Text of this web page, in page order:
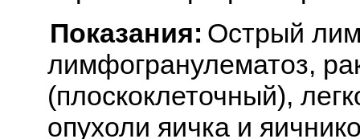
Показания: Острый
лимфогранулематоз,
(плоскоклеточный),
опухоли яичка и